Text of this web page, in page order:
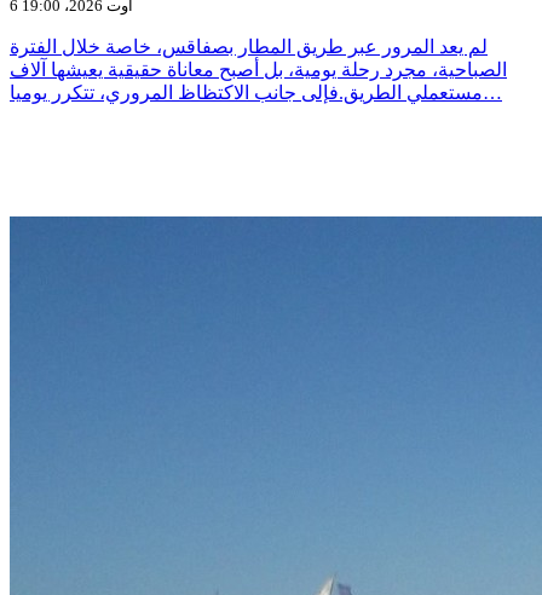
6 أوت 2026، 19:00
لم يعد المرور عبر طريق المطار بصفاقس، خاصة خلال الفترة
الصباحية، مجرد رحلة يومية، بل أصبح معاناة حقيقية يعيشها آلاف
مستعملي الطريق.فإلى جانب الاكتظاظ المروري، تتكرر يوميا…